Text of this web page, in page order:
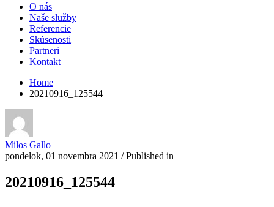
O nás
Naše služby
Referencie
Skúsenosti
Partneri
Kontakt
Home
20210916_125544
Milos Gallo
pondelok, 01 novembra 2021 /Published in
20210916_125544